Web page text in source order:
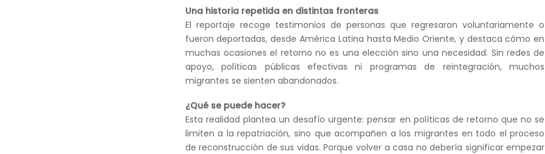
Una historia repetida en distintas fronteras
El reportaje recoge testimonios de personas que regresaron voluntariamente o
fueron deportadas, desde América Latina hasta Medio Oriente, y destaca cómo en
muchas ocasiones el retorno no es una elección sino una necesidad. Sin redes de
apoyo, políticas públicas efectivas ni programas de reintegración, muchos
migrantes se sienten abandonados.
¿Qué se puede hacer?
Esta realidad plantea un desafío urgente: pensar en políticas de retorno que no se
limiten a la repatriación, sino que acompañen a los migrantes en todo el proceso
de reconstrucción de sus vidas. Porque volver a casa no debería significar empezar